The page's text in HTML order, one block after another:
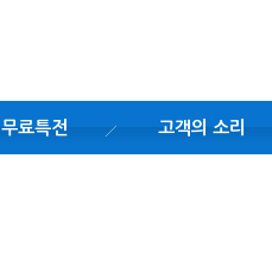
무료특전 고객의 소리